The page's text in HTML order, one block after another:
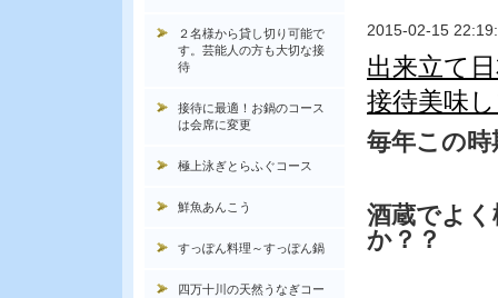
2015-02-15
出来立て
接待美味
毎年この
酒蔵でよ
か？？
２名様から貸し切り可能で
す。芸能人の方も大切な接
待
接待に最適！お鍋のコース
は会席に変更
極上泳ぎとらふぐコース
鮮魚あんこう
すっぽん料理～すっぽん鍋
四万十川の天然うなぎコー